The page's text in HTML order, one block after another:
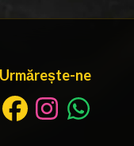
Urmărește-ne